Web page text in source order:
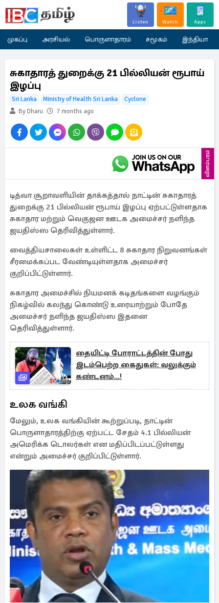
Listen Watch Apps
முகப்பு அரசியல் பொருளாதாரம் சமூகம் இந்தியா
சுகாதாரத் துறைக்கு 21 பில்லியன் ரூபாய்
இழப்பு
Sri Lanka Ministry of Health Sri Lanka
Cyclone
By Dharu
7 months ago
விளம்பரம்
டித்வா சூறாவளியின் தாக்கத்தால் நாட்டின் சுகாதாரத்
துறைக்கு 21 பில்லியன் ரூபாய் இழப்பு ஏற்பட்டுள்ளதாக
சுகாதார மற்றும் வெகுஜன ஊடக அமைச்சர் நளிந்த
ஜயதிஸ்ஸ தெரிவித்துள்ளார்.
வைத்தியசாலைகள் உள்ளிட்ட 8 சுகாதார நிறுவனங்கள்
சீரமைக்கப்பட வேண்டியுள்ளதாக அமைச்சர்
குறிப்பிட்டுள்ளார்.
சுகாதார அமைச்சில் நியமனக் கடிதங்களை வழங்கும்
நிகழ்வில் கலந்து கொண்டு உரையாற்றும் போதே
அமைச்சர் நளிந்த ஜயதிஸ்ஸ இதனை
தெரிவித்துள்ளார்.
தையிட்டி போராட்டத்தின் போது
இடம்பெற்ற கைதுகள்: வலுக்கும்
கண்டனம்...!
உலக வங்கி
மேலும், உலக வங்கியின் கூற்றுப்படி, நாட்டின்
பொருளாதாரத்திற்கு ஏற்பட்ட சேதம் 4.1 பில்லியன்
அமெரிக்க டொலர்கள் என மதிப்பிடப்பட்டுள்ளது
என்றும் அமைச்சர் குறிப்பிட்டுள்ளார்.